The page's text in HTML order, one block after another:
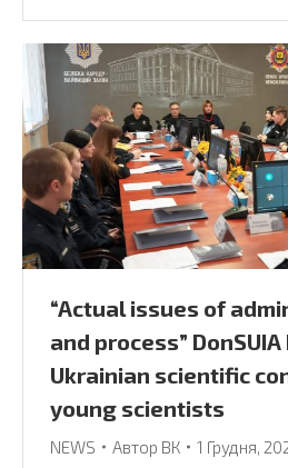
“Actual issues of
and process”
Ukrainian scientific
young scientists
NEWS Автор ВК 1 Грудня,